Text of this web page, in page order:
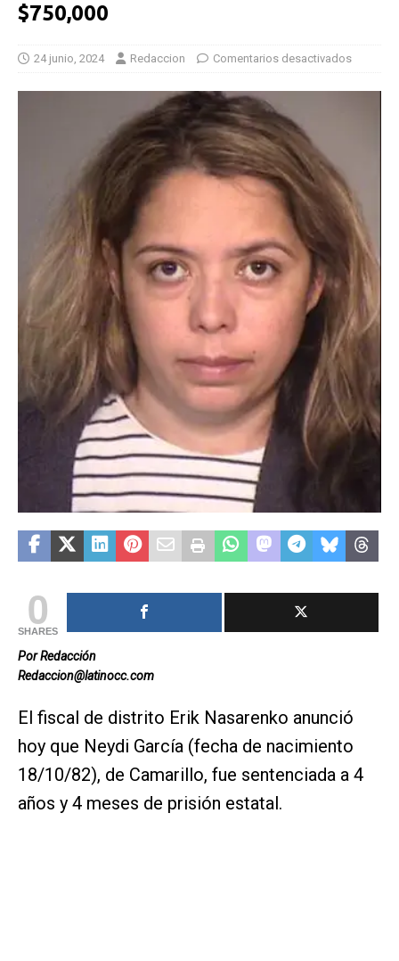
$750,000
24 junio, 2024 Redaccion Comentarios desactivados
0
SHARES
Por Redacción
Redaccion@latinocc.com
El fiscal de distrito Erik Nasarenko anunció
hoy que Neydi García (fecha de nacimiento
18/10/82), de Camarillo, fue sentenciada a 4
años y 4 meses de prisión estatal.